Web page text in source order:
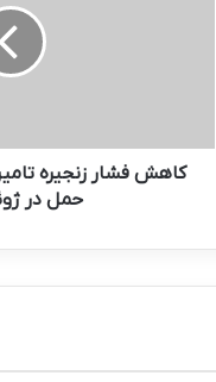
در
ژوئنکاهش فشار زنجیره
حمل در ژوئن